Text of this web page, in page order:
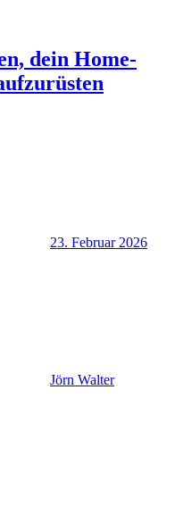
dein Home-
23. Februar 2026
Jörn Walter